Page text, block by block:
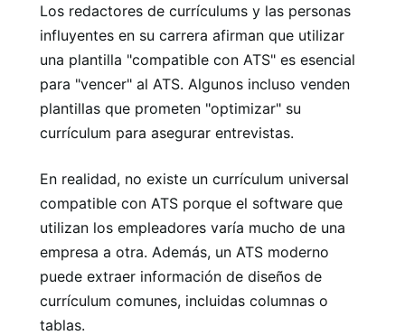
Los redactores de currículums y las personas
influyentes en su carrera afirman que utilizar
una plantilla "compatible con ATS" es esencial
para "vencer" al ATS. Algunos incluso venden
plantillas que prometen "optimizar" su
currículum para asegurar entrevistas.
En realidad, no existe un currículum universal
compatible con ATS porque el software que
utilizan los empleadores varía mucho de una
empresa a otra. Además, un ATS moderno
puede extraer información de diseños de
currículum comunes, incluidas columnas o
tablas.